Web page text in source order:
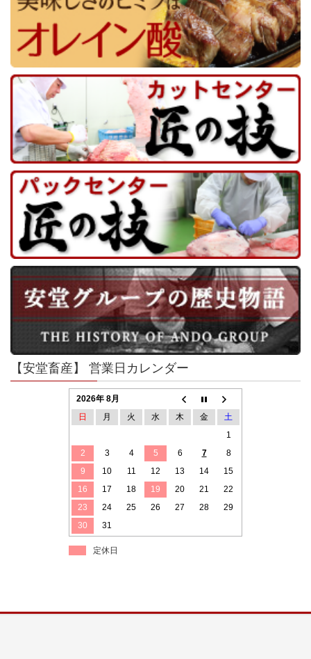
【安堂畜産】 営業日カレンダー
2026年 8月
日
月 火 水 木 金
土
1
2
3 4 5 6 7
8
9
10 11 12 13 14
15
16
17 18 19 20 21
22
23
24 25 26 27 28
29
30
31
定休日